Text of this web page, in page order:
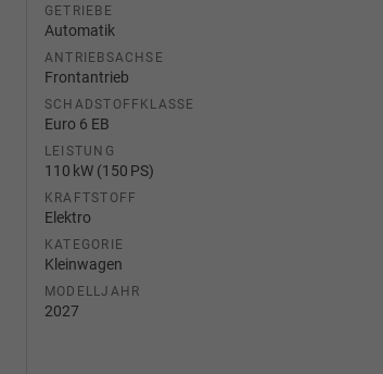
GETRIEBE
Automatik
ANTRIEBSACHSE
Frontantrieb
SCHADSTOFFKLASSE
Euro 6 EB
LEISTUNG
110 kW (150 PS)
KRAFTSTOFF
Elektro
KATEGORIE
Kleinwagen
MODELLJAHR
2027